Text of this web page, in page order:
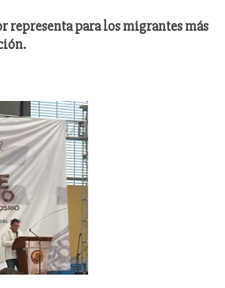
representa para los migrantes más